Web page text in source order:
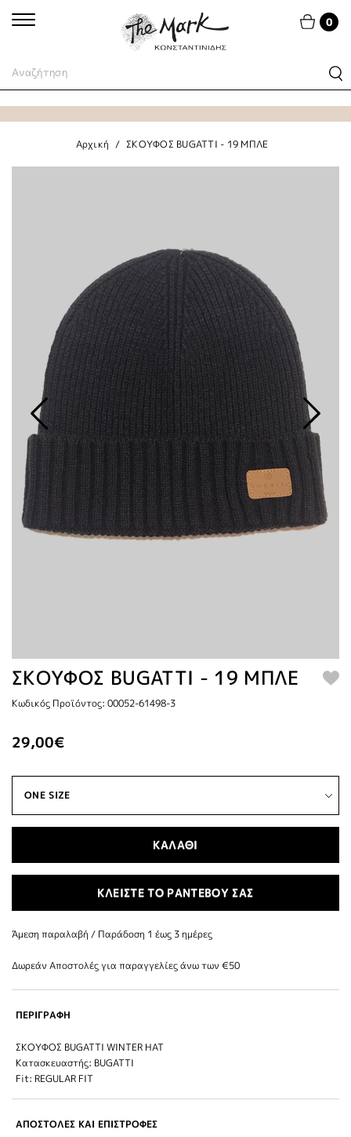
0
Αρχική ΣΚΟΥΦΟΣ BUGATTI - 19 ΜΠΛΕ
ΣΚΟΥΦΟΣ BUGATTI - 19 ΜΠΛΕ
Κωδικός Προϊόντος: 00052-61498-3
29,00€
ΚΑΛΑΘΙ
ΚΛΕΙΣΤΕ ΤΟ ΡΑΝΤΕΒΟΥ ΣΑΣ
Άμεση παραλαβή / Παράδoση 1 έως 3 ημέρες
Δωρεάν Αποστολές για παραγγελίες άνω των €50
ΠΕΡΙΓΡΑΦΗ
ΣΚΟΥΦΟΣ BUGATTI WINTER HAT
Κατασκευαστής: BUGATTI
Fit: REGULAR FIT
ΑΠΟΣΤΟΛΕΣ ΚΑΙ ΕΠΙΣΤΡΟΦΕΣ